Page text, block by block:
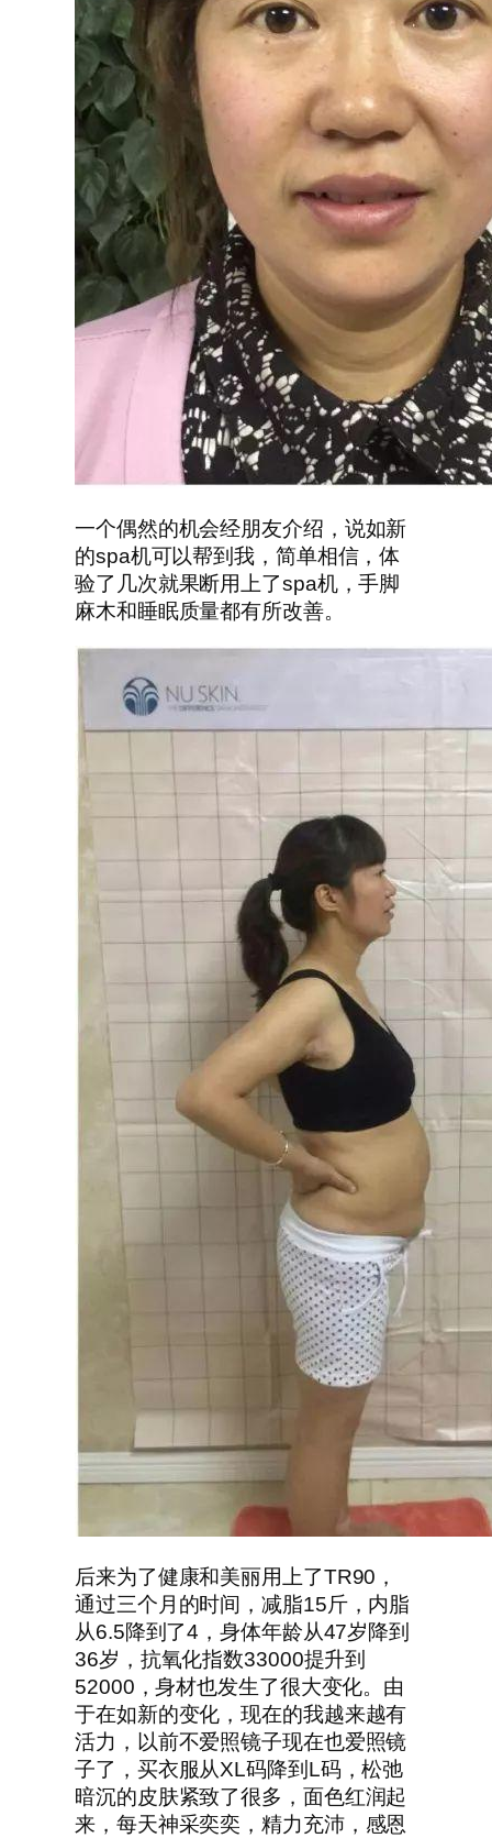
一个偶然的机会经朋友介绍，说如新
的spa机可以帮到我，简单相信，体
验了几次就果断用上了spa机，手脚
麻木和睡眠质量都有所改善。
后来为了健康和美丽用上了TR90，
通过三个月的时间，减脂15斤，内脂
从6.5降到了4，身体年龄从47岁降到
36岁，抗氧化指数33000提升到
52000，身材也发生了很大变化。由
于在如新的变化，现在的我越来越有
活力，以前不爱照镜子现在也爱照镜
子了，买衣服从XL码降到L码，松弛
暗沉的皮肤紧致了很多，面色红润起
来，每天神采奕奕，精力充沛，感恩